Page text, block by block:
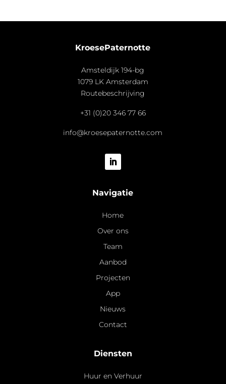
KroesePaternotte
Amsteldijk 194-bg
1079 LK Amsterdam
Routebeschrijving
+31 (0)20 346 77 66
info@kroesepaternotte.com
Navigatie
Home
Over ons
Team
Aanbod
Projecten
App
Nieuws
Contact
Diensten
Huur en Verhuur